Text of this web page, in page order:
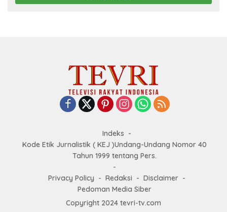
Indeks
Kode Etik Jurnalistik ( KEJ )Undang-Undang Nomor 40
Tahun 1999 tentang Pers.
Privacy Policy Redaksi
Disclaimer
Pedoman Media Siber
Copyright 2024 tevri-tv.com